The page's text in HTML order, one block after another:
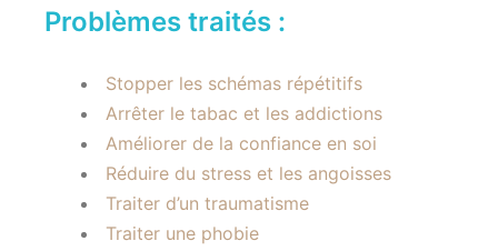
Problèmes traités :
Stopper les schémas répétitifs
Arrêter le tabac et les addictions
Améliorer de la confiance en soi
Réduire du stress et les angoisses
Traiter d’un traumatisme
Traiter une phobie